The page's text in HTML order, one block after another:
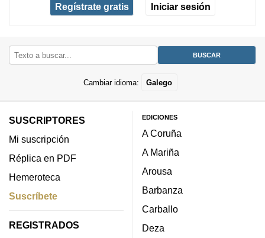
Regístrate gratis Iniciar sesión
Cambiar idioma: Galego
SUSCRIPTORES
Mi suscripción
Réplica en PDF
Hemeroteca
Suscríbete
REGISTRADOS
EDICIONES
A Coruña
A Mariña
Arousa
Barbanza
Carballo
Deza